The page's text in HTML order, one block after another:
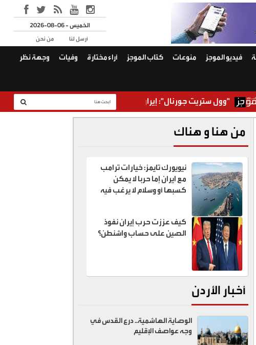
2026-08-06 - الخميس
من نحن
أرسل لنا
فيديو الموجز منوعات كتّاب الموجز آراء مختارة وفيات وجهة نظر
ستريت جورنال": إيران وعُمان اتفقتا على خطة لفتح مضيق هرمز
من هنا و هناك
نيويورك تايمز: خيارات ترامب
مع ايران إما حربا لا يمكن
كسبها أو وسلام لا يرغب فيه
كيف عززت حرب إيران نفوذ
الصين على حساب واشنطن؟
أخبار الأردن
الوصاية الهاشمية.. درع القدس في
وجه عواصف الإقليم